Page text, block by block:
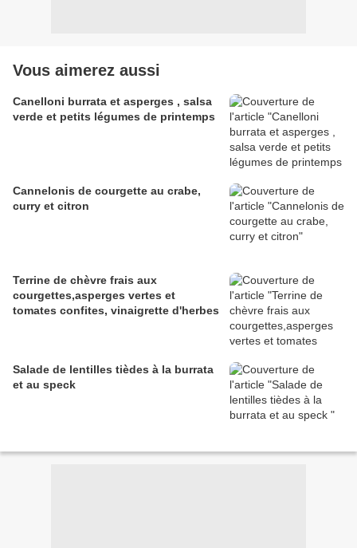
Vous aimerez aussi
Canelloni burrata et asperges , salsa
verde et petits légumes de printemps
Cannelonis de courgette au crabe,
curry et citron
Terrine de chèvre frais aux
courgettes,asperges vertes et
tomates confites, vinaigrette d'herbes
Salade de lentilles tièdes à la burrata
et au speck